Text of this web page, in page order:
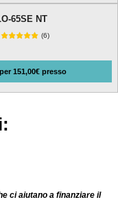
65SE NT
(6)
151,00€ presso
ci aiutano a finanziare il